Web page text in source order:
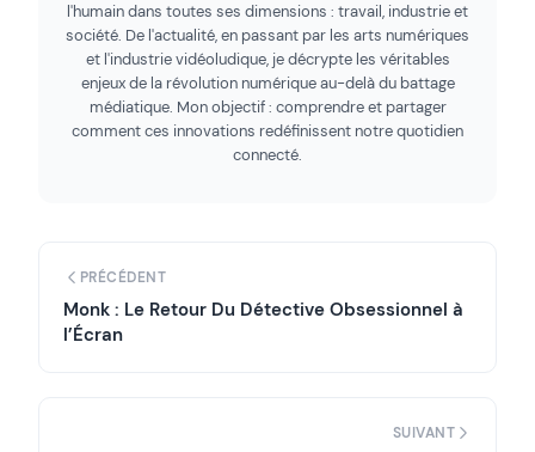
l'humain dans toutes ses dimensions : travail, industrie et
société. De l'actualité, en passant par les arts numériques
et l'industrie vidéoludique, je décrypte les véritables
enjeux de la révolution numérique au-delà du battage
médiatique. Mon objectif : comprendre et partager
comment ces innovations redéfinissent notre quotidien
connecté.
PRÉCÉDENT
Monk : Le Retour Du Détective Obsessionnel à
l’Écran
SUIVANT